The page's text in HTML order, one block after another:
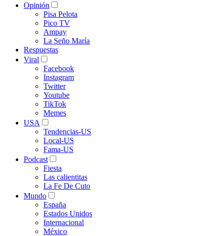
Opinión
Pisa Pelota
Pico TV
Ampay
La Seño María
Respuestas
Viral
Facebook
Instagram
Twitter
Youtube
TikTok
Memes
USA
Tendencias-US
Local-US
Fama-US
Podcast
Fiesta
Las calientitas
La Fe De Cuto
Mundo
España
Estados Unidos
Internacional
México